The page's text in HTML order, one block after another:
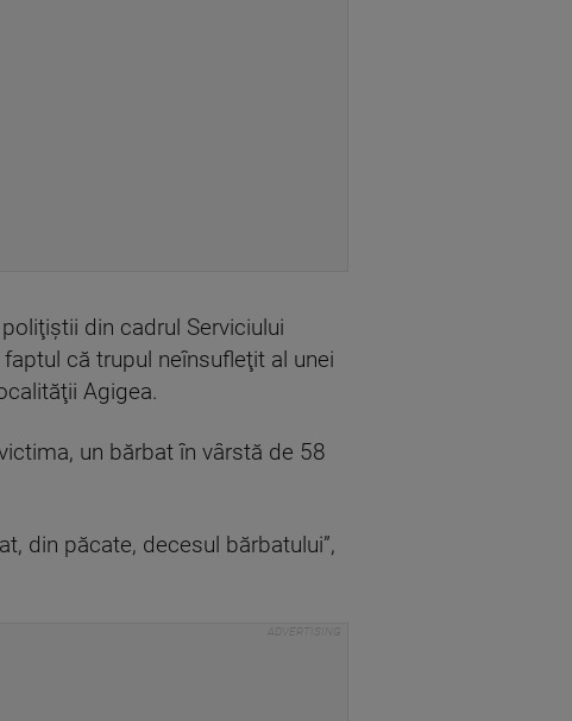
din cadrul Serviciului
că trupul neînsufleţit al unei
Agigea.
un bărbat în vârstă de 58
din păcate, decesul bărbatului”,